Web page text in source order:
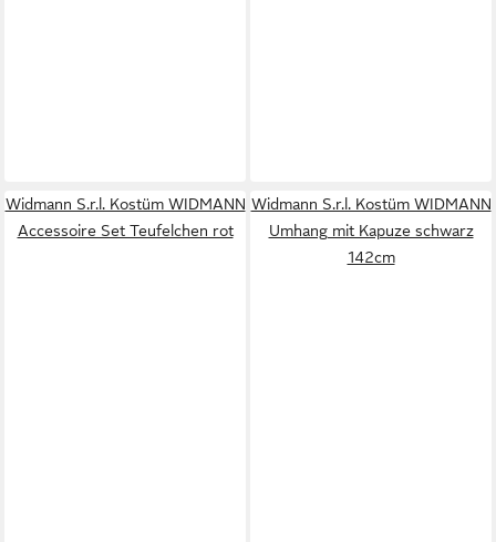
Widmann S.r.l. Kostüm WIDMANN
Accessoire Set Teufelchen rot
Widmann S.r.l. Kostüm WIDMANN
Umhang mit Kapuze schwarz
142cm